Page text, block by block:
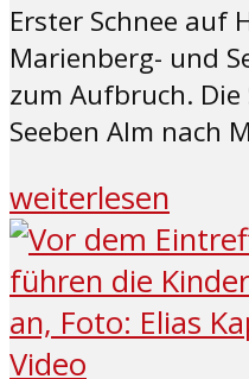
Erster Schnee auf
Marienberg- und
zum Aufbruch.
Seeben Alm nach
weiterlesen
Video